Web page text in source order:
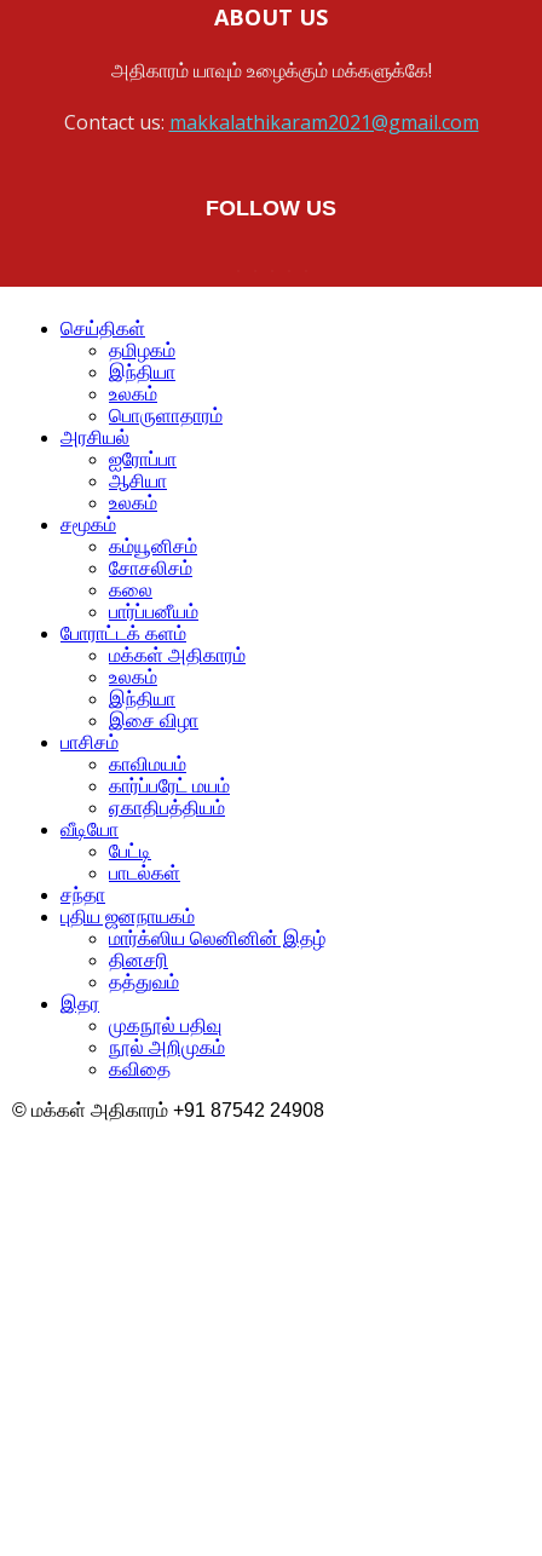
ABOUT US
அதிகாரம் யாவும் உழைக்கும் மக்களுக்கே!
Contact us: makkalathikaram2021@gmail.com
FOLLOW US
செய்திகள்
தமிழகம்
இந்தியா
உலகம்
பொருளாதாரம்
அரசியல்
ஐரோப்பா
ஆசியா
உலகம்
சமூகம்
கம்யூனிசம்
சோசலிசம்
கலை
பார்ப்பனீயம்
போராட்டக் களம்
மக்கள் அதிகாரம்
உலகம்
இந்தியா
இசை விழா
பாசிசம்
காவிமயம்
கார்ப்பரேட் மயம்
ஏகாதிபத்தியம்
வீடியோ
பேட்டி
பாடல்கள்
சந்தா
புதிய ஜனநாயகம்
மார்க்ஸிய லெனினின் இதழ்
தினசரி
தத்துவம்
இதர
முகநூல் பதிவு
நூல் அறிமுகம்
கவிதை
© மக்கள் அதிகாரம் +91 87542 24908